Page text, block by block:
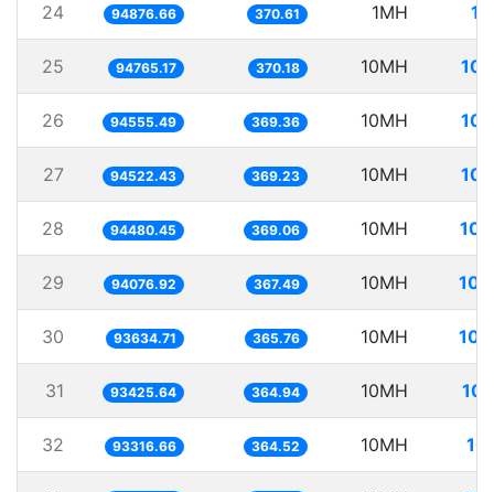
24 94876.66 370.61 1MH
25 94765.17 370.18 10MH
26 94555.49 369.36 10MH
27 94522.43 369.23 10MH
28 94480.45 369.06 10MH
29 94076.92 367.49 10MH
30 93634.71 365.76 10MH
31 93425.64 364.94 10MH
32 93316.66 364.52 10MH